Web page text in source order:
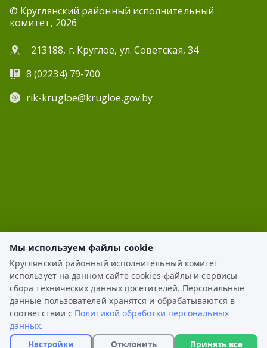
© Круглянский районный исполнительный
комитет, 2026
213188, г. Круглое, ул. Советская, 34
8 (02234) 79-700
rik-krugloe@krugloe.gov.by
ЭЛЕКТРОННОЕ ОБРАЩЕНИЕ
КАРТА САЙТА
РАЗРАБОТКА:
ЦВР «Октябрьский»
Мы используем файлы cookie
Круглянский районный исполнительный комитет
использует на данном сайте cookies-файлы и сервисы
сбора технических данных посетителей. Персональные
данные пользователей хранятся и обрабатываются в
соответствии с Политикой обработки персональных
данных.
Настройки Отклонить Принять все